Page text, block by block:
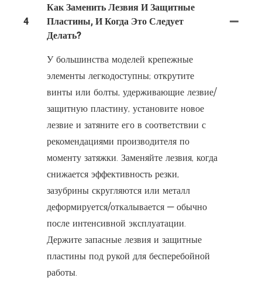
4
Как Заменить Лезвия И Защитные
Пластины, И Когда Это Следует
Делать?
У большинства моделей крепежные
элементы легкодоступны; открутите
винты или болты, удерживающие лезвие/
защитную пластину, установите новое
лезвие и затяните его в соответствии с
рекомендациями производителя по
моменту затяжки. Заменяйте лезвия, когда
снижается эффективность резки,
зазубрины скругляются или металл
деформируется/откалывается — обычно
после интенсивной эксплуатации.
Держите запасные лезвия и защитные
пластины под рукой для бесперебойной
работы.